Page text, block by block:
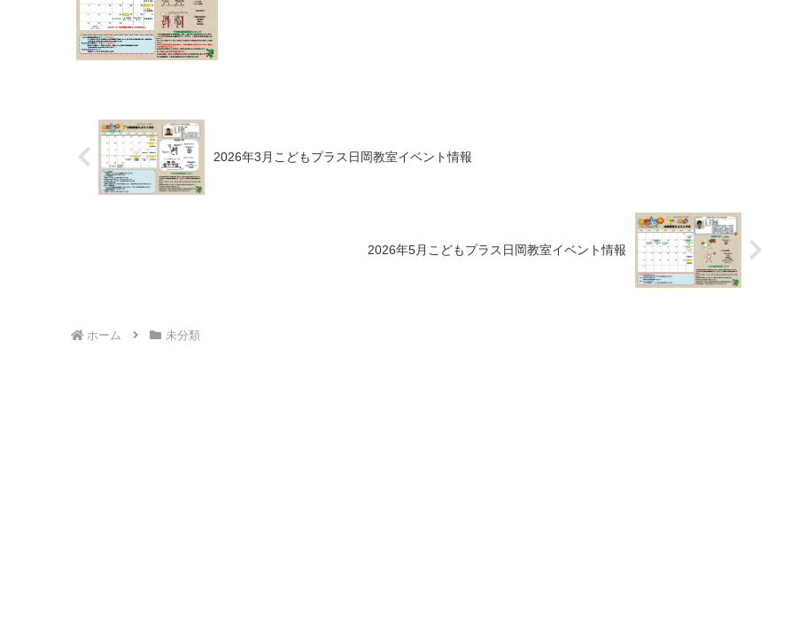
2026年3月こどもプラス日岡教室イベント情報
2026年5月こどもプラス日岡教室イベント情報
ホーム 未分類